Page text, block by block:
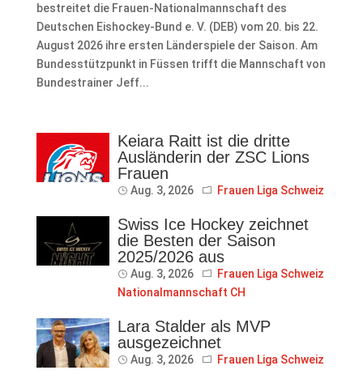
bestreitet die Frauen-Nationalmannschaft des
Deutschen Eishockey-Bund e. V. (DEB) vom 20. bis 22.
August 2026 ihre ersten Länderspiele der Saison. Am
Bundesstützpunkt in Füssen trifft die Mannschaft von
Bundestrainer Jeff...
Keiara Raitt ist die dritte
Ausländerin der ZSC Lions
Frauen
Aug. 3, 2026 Frauen Liga Schweiz
Swiss Ice Hockey zeichnet
die Besten der Saison
2025/2026 aus
Aug. 3, 2026
Frauen Liga Schweiz
Nationalmannschaft CH
Lara Stalder als MVP
ausgezeichnet
Aug. 3, 2026 Frauen Liga Schweiz